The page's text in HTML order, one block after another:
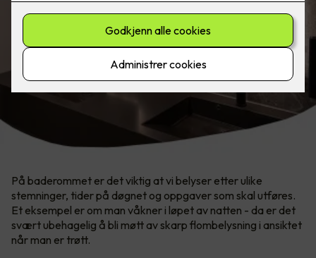
På baderommet er det viktig at vi belyser etter ulike
stemninger, tider på døgnet og oppgaver som skal utføres.
Et eksempel er om man våkner i løpet av natten - da er det
svært ubehagelig å bli møtt av skarp flombelysning i ansiktet
når man er trøtt.